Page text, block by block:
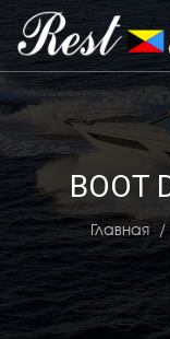
BOOT
Главная